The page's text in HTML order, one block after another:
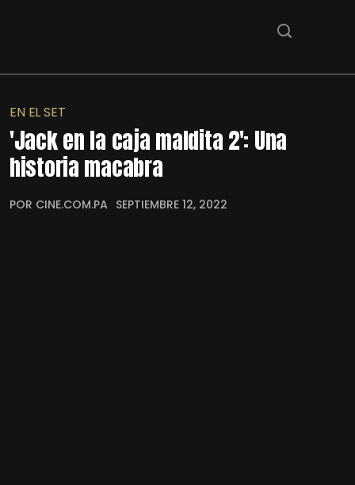
EN EL SET
'Jack en la caja maldita 2': Una
historia macabra
POR CINE.COM.PA SEPTIEMBRE 12, 2022